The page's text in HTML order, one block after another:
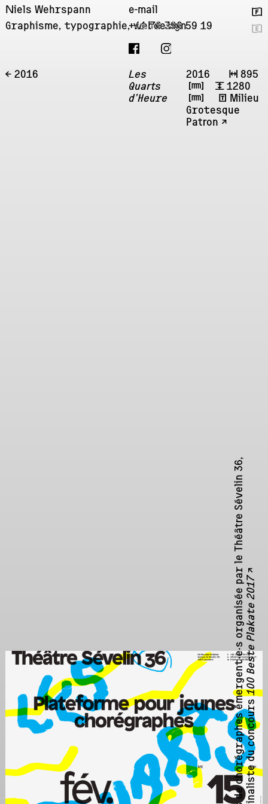
Niels Wehrspann
Graphisme, typographie, webdesign
+41 76 396 59 19
e-mail
🇫
🇬
← 2016
Les
Quarts
d’Heure
2016 ↔ 895
㎜
↕ 1280
㎜
ʧ Milieu
Grotesque
Patron ↗︎
100 Beste Plakate 2017
↗